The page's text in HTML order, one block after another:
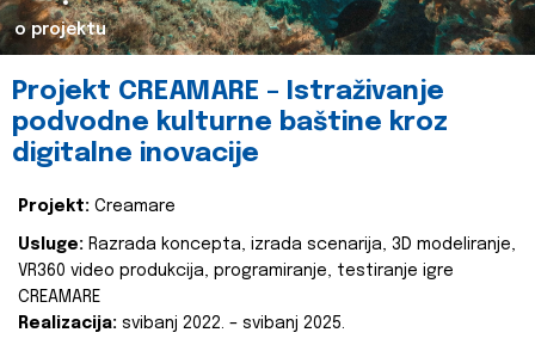
o projektu
Projekt CREAMARE – Istraživanje
podvodne kulturne baštine kroz
digitalne inovacije
Projekt: Creamare
Usluge: Razrada koncepta, izrada scenarija, 3D modeliranje,
VR360 video produkcija, programiranje, testiranje igre
CREAMARE
Realizacija: svibanj 2022. – svibanj 2025.